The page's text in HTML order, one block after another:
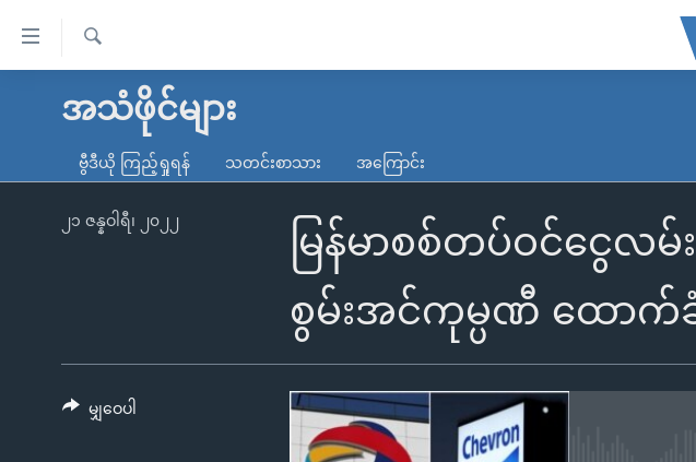
လွယ်ကူ
သည့်
မူလစာမျက်နှာ
ကမ္ဘာ့သတင်းများ
နိုင်ငံတကာ
မကြေးမုံရဲ့ အင်္ဂလိပ်စာ
ရေဒီယို
ရေဒီယိုနှင့်ရုပ်သံ အချက်အလက်များ
ရ
အသံဖိုင်များ
ဗွီဒီယို ကြည့်ရှုရန် သတင်းစာသား အကြောင်း
မြန်မာစစ်တပ်ဝင်ငွေလ
စွမ်းအင်ကုမ္ပဏီ ထော
၂၁ ဇန္နဝါရီ၊ ၂၀၂၂
မျှဝေပါ